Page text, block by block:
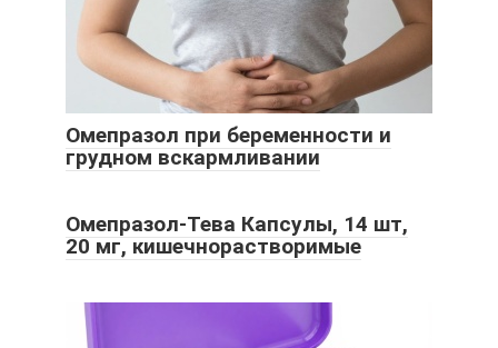
Омепразол при беременности и
грудном вскармливании
Омепразол-Тева Капсулы, 14 шт,
20 мг, кишечнорастворимые